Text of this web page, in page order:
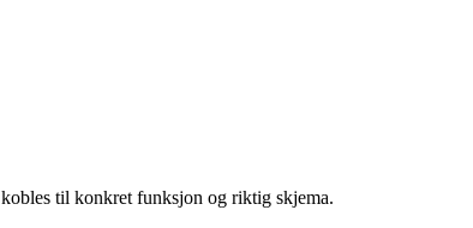
til konkret funksjon og riktig skjema.